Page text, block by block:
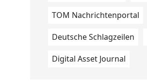
TOM Nachrichtenportal
Deutsche Schlagzeilen
Digital Asset Journal